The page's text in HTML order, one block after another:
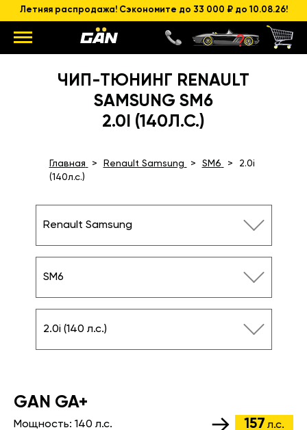
Летняя распродажа! Сэкономите до 33 000 ₽ до 10.08.26!
ЧИП-ТЮНИНГ RENAULT
SAMSUNG SM6
2.0I (140Л.С.)
Главная Renault Samsung SM6
2.0i
(140л.с.)
Renault Samsung
SM6
2.0i (140 л.с.)
GАN GA+
Мощность: 140 л.с. 157 л.с.